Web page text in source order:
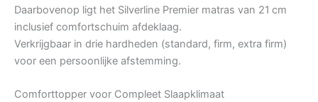
Daarbovenop ligt het Silverline Premier matras van 21 cm
inclusief comfortschuim afdeklaag.
Verkrijgbaar in drie hardheden (standard, firm, extra firm)
voor een persoonlijke afstemming.
Comforttopper voor Compleet Slaapklimaat